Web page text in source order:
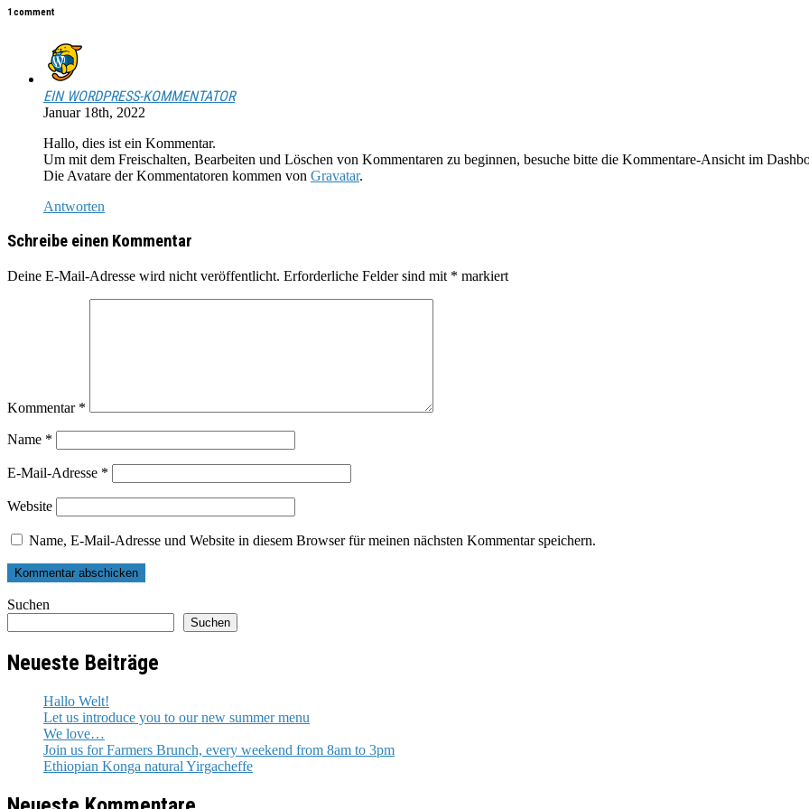
1 comment
EIN WORDPRESS-KOMMENTATOR
Januar 18th, 2022
Hallo, dies ist ein Kommentar.
Um mit dem Freischalten, Bearbeiten und Löschen von Kommentaren zu beginnen, besuche bitte die Kommentare-Ansicht im
Die Avatare der Kommentatoren kommen von Gravatar.
Antworten
Schreibe einen Kommentar
Deine E-Mail-Adresse wird nicht veröffentlicht. Erforderliche Felder sind mit * markiert
Kommentar *
Name *
E-Mail-Adresse *
Website
Name, E-Mail-Adresse und Website in diesem Browser für meinen nächsten Kommentar speichern.
Suchen
Suchen
Neueste Beiträge
Hallo Welt!
Let us introduce you to our new summer menu
We love…
Join us for Farmers Brunch, every weekend from 8am to 3pm
Ethiopian Konga natural Yirgacheffe